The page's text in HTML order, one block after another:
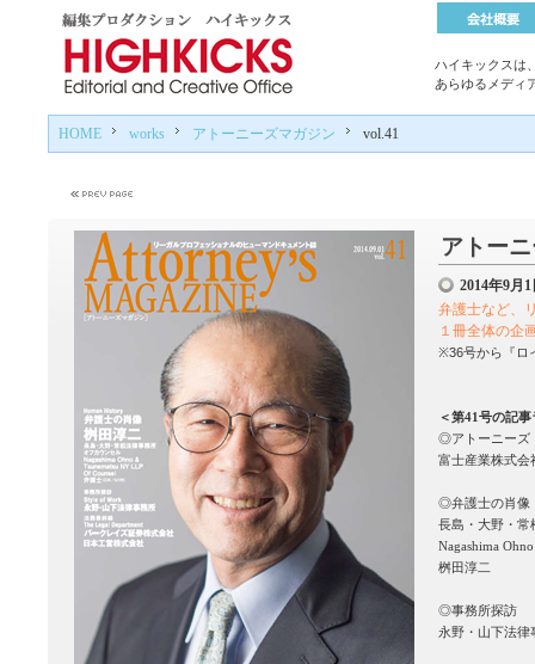
ハイキックスは
あらゆるメディ
HOME works アトーニーズマガジン vol.41
アトー
2014年9月
弁護士など、
１冊全体の企
※36号から『ロ
＜第41号の記
◎アトーニーズ
富士産業株式
◎弁護士の肖像
長島・大野・
Nagashima
桝田淳二
◎事務所探訪
永野・山下法律